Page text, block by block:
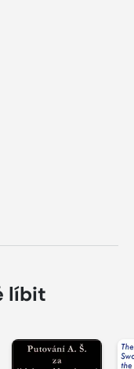
líbit